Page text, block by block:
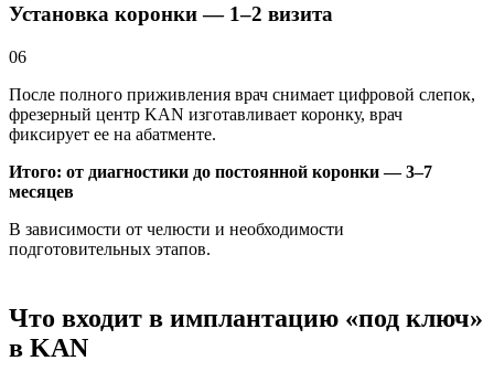
Установка коронки — 1–2 визита
06
После полного приживления врач снимает цифровой слепок,
фрезерный центр KAN изготавливает коронку, врач
фиксирует ее на абатменте.
Итого: от диагностики до постоянной коронки — 3–7
месяцев
В зависимости от челюсти и необходимости
подготовительных этапов.
Что входит в имплантацию «под ключ»
в KAN